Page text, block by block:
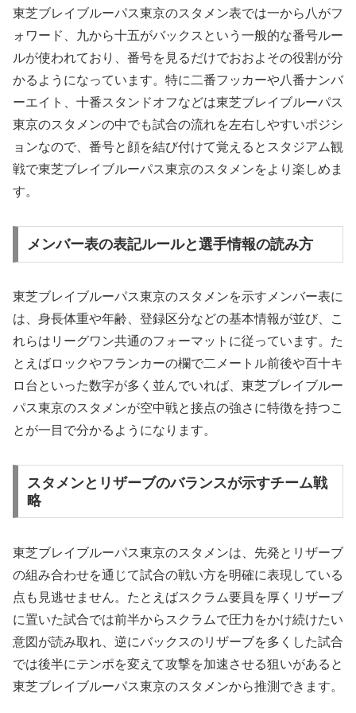
東芝ブレイブルーパス東京のスタメン表では一から八がフ
ォワード、九から十五がバックスという一般的な番号ルー
ルが使われており、番号を見るだけでおおよその役割が分
かるようになっています。特に二番フッカーや八番ナンバ
ーエイト、十番スタンドオフなどは東芝ブレイブルーパス
東京のスタメンの中でも試合の流れを左右しやすいポジシ
ョンなので、番号と顔を結び付けて覚えるとスタジアム観
戦で東芝ブレイブルーパス東京のスタメンをより楽しめま
す。
メンバー表の表記ルールと選手情報の読み方
東芝ブレイブルーパス東京のスタメンを示すメンバー表に
は、身長体重や年齢、登録区分などの基本情報が並び、こ
れらはリーグワン共通のフォーマットに従っています。た
とえばロックやフランカーの欄で二メートル前後や百十キ
ロ台といった数字が多く並んでいれば、東芝ブレイブルー
パス東京のスタメンが空中戦と接点の強さに特徴を持つこ
とが一目で分かるようになります。
スタメンとリザーブのバランスが示すチーム戦
略
東芝ブレイブルーパス東京のスタメンは、先発とリザーブ
の組み合わせを通じて試合の戦い方を明確に表現している
点も見逃せません。たとえばスクラム要員を厚くリザーブ
に置いた試合では前半からスクラムで圧力をかけ続けたい
意図が読み取れ、逆にバックスのリザーブを多くした試合
では後半にテンポを変えて攻撃を加速させる狙いがあると
東芝ブレイブルーパス東京のスタメンから推測できます。